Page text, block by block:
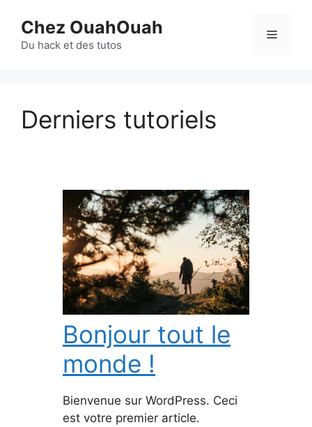
contenu
Chez OuahOuah
Du hack et des tutos
Menu
Derniers tutoriels
Bonjour tout le
monde !
Bienvenue sur WordPress. Ceci
est votre premier article.